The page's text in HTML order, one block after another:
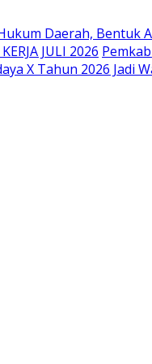
Daerah, Bentuk
JULI 2026
X Tahun 2026 Jadi